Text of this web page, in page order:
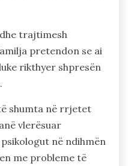
trajtimesh
pretendon se ai
rikthyer shpresën
shumta në rrjetet
vlerësuar
në ndihmën
me probleme të